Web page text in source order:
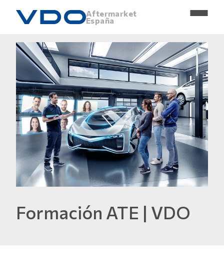
Aftermarket
España
Formación ATE | VDO